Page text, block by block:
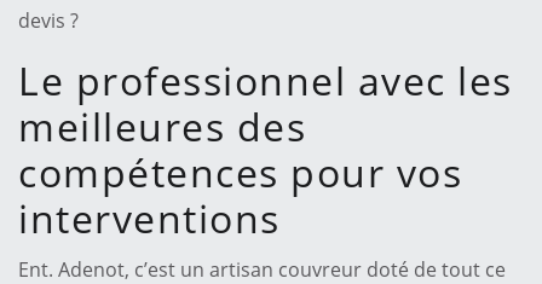
devis ?
Le professionnel avec les
meilleures des
compétences pour vos
interventions
Ent. Adenot, c’est un artisan couvreur doté de tout ce